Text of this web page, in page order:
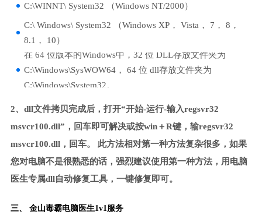
C:\WINNT\ System32 （Windows NT/2000）
C:\ Windows\ System32 （Windows XP， Vista， 7， 8，
8.1， 10）
在 64 位版本的Windows中，32 位 DLL存放文件夹为
C:\Windows\SysWOW64， 64 位 dll存放文件夹为
C:\Windows\System32。
2、dll文件拷贝完成后，打开“开始-运行-输入regsvr32
msvcr100.dll”，回车即可解决或按win＋R键，输regsvr32
msvcr100.dll，回车。 此方法相对第一种方法复杂很多，如果
您对电脑不是很熟悉的话，强烈建议使用第一种方法，用电脑
医生专属dll自动修复工具，一键修复即可。
三、 金山毒霸电脑医生1v1服务